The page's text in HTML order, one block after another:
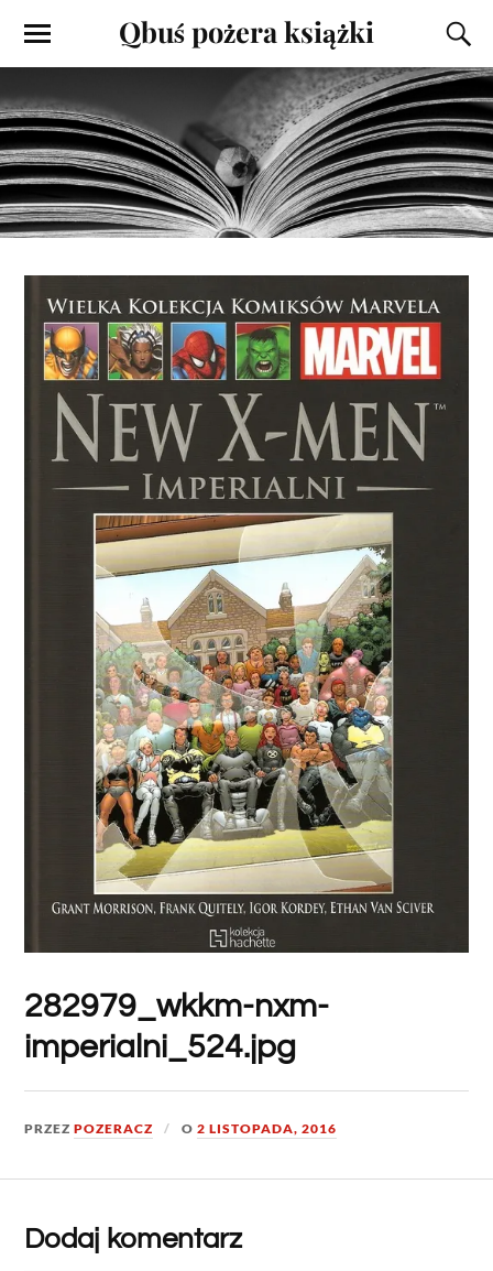
Qbuś pożera książki
282979_wkkm-nxm-
imperialni_524.jpg
PRZEZPOZERACZ O2 LISTOPADA, 2016
Dodaj komentarz